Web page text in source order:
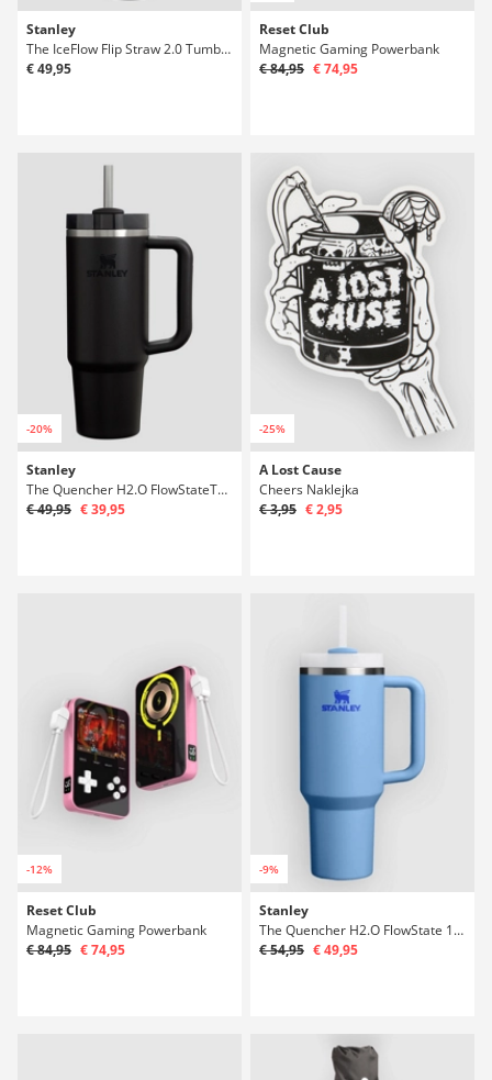
Stanley
The IceFlow Flip Straw 2.0 Tumbler 0.89L Butelka
€ 49,95
Reset Club
Magnetic Gaming Powerbank
€ 84,95 € 74,95
-20%
Stanley
The Quencher H2.O FlowStateTumbler 0,89l Butelka
€ 49,95 € 39,95
-25%
A Lost Cause
Cheers Naklejka
€ 3,95 € 2,95
-12%
Reset Club
Magnetic Gaming Powerbank
€ 84,95 € 74,95
-9%
Stanley
The Quencher H2.O FlowState 1,18l Butelka
€ 54,95 € 49,95